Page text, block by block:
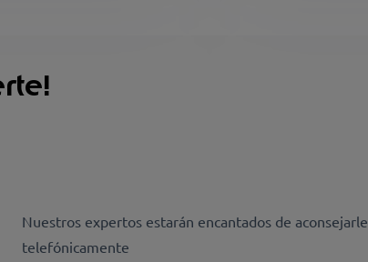
Nuestros expertos estarán encantados de aconsejarle
telefónicamente